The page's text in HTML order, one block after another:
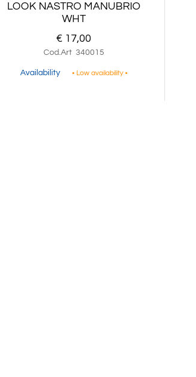
LOOK NASTRO MANUBRIO
WHT
€ 17,00
Cod.Art 340015
Availability • Low availability •